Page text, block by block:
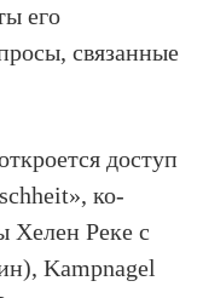
его
связанные
доступ
ко-
Хелен Реке с
Kampnagel